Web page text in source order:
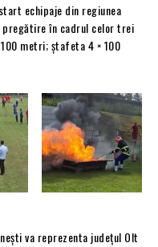
echipaje din regiunea
pregătire în cadrul celor trei
metri; ștafeta 4 × 100
va reprezenta județul Olt